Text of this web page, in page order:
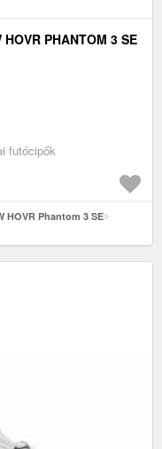
PHANTOM 3 SE
futócipők
Phantom 3 SE